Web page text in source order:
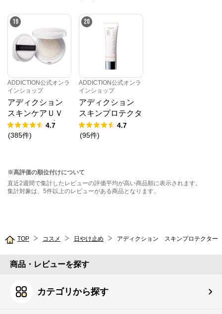
19
ADDICTION公式オンラ
インショップ
アディクション
スキンケアＵＶ
タッチアップ ク
ッション SPF 4
4.7
(385件)
20
ADDICTION公式オンラ
インショップ
アディクション
スキンプロテクタ
ー ソフトグロ
ウ SPF 40 PA++
4.7
(95件)
※高評価の順位付けについて
直近2週間で集計したレビューの評価平均が高い商品順に表示されます。
集計対象は、5件以上のレビューがある商品となります。
TOP コスメ 日やけ止め アディクション スキンプロテクター
商品・レビューを探す
カテゴリから探す